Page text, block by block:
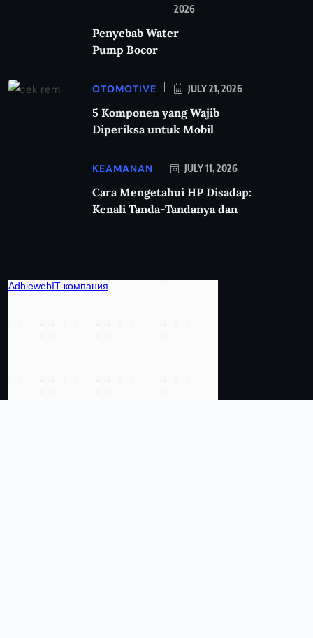
2026
Penyebab Water
Pump Bocor
OTOMOTIVE JULY 21, 2026
5 Komponen yang Wajib
Diperiksa untuk Mobil
KEAMANAN JULY 11, 2026
Cara Mengetahui HP Disadap:
Kenali Tanda-Tandanya dan